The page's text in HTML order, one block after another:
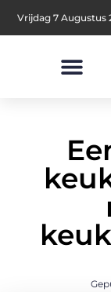
Vrijdag 7 Augustus